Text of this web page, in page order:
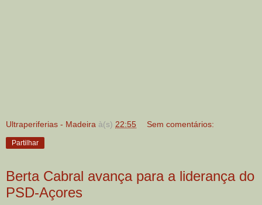
Ultraperiferias - Madeira à(s) 22:55 Sem comentários:
Partilhar
Berta Cabral avança para a liderança do
PSD-Açores